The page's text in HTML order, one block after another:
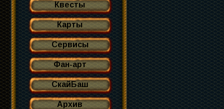
Квесты
Карты
Сервисы
Фан-арт
СкайБаш
Архив